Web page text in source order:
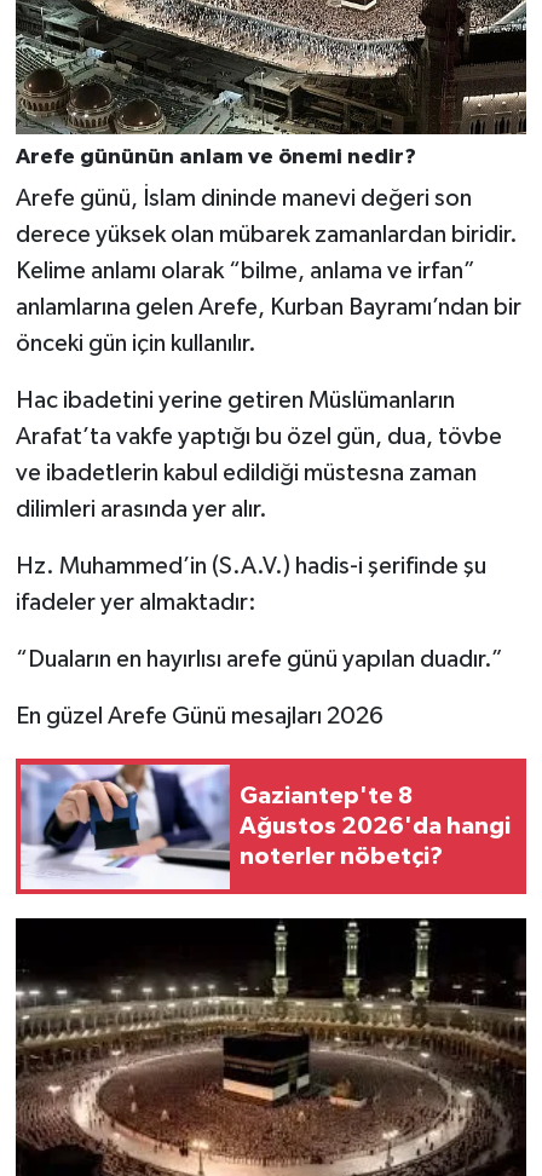
Arefe gününün anlam ve önemi nedir?
Arefe günü, İslam dininde manevi değeri son
derece yüksek olan mübarek zamanlardan biridir.
Kelime anlamı olarak “bilme, anlama ve irfan”
anlamlarına gelen Arefe, Kurban Bayramı’ndan bir
önceki gün için kullanılır.
Hac ibadetini yerine getiren Müslümanların
Arafat’ta vakfe yaptığı bu özel gün, dua, tövbe
ve ibadetlerin kabul edildiği müstesna zaman
dilimleri arasında yer alır.
Hz. Muhammed’in (S.A.V.) hadis-i şerifinde şu
ifadeler yer almaktadır:
“Duaların en hayırlısı arefe günü yapılan duadır.”
En güzel Arefe Günü mesajları 2026
Gaziantep'te 8
Ağustos 2026'da hangi
noterler nöbetçi?
Yemek